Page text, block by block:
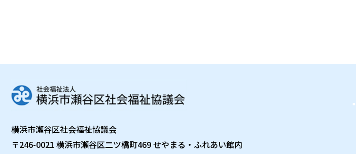
横浜市瀬谷区社会福祉協議会
〒246-0021 横浜市瀬谷区二ツ橋町469 せやまる・ふれあい館内
・